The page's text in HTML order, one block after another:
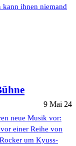
kann ihnen niemand
9 Mai 24
neue Musik vor:
einer Reihe von
um Kyuss-